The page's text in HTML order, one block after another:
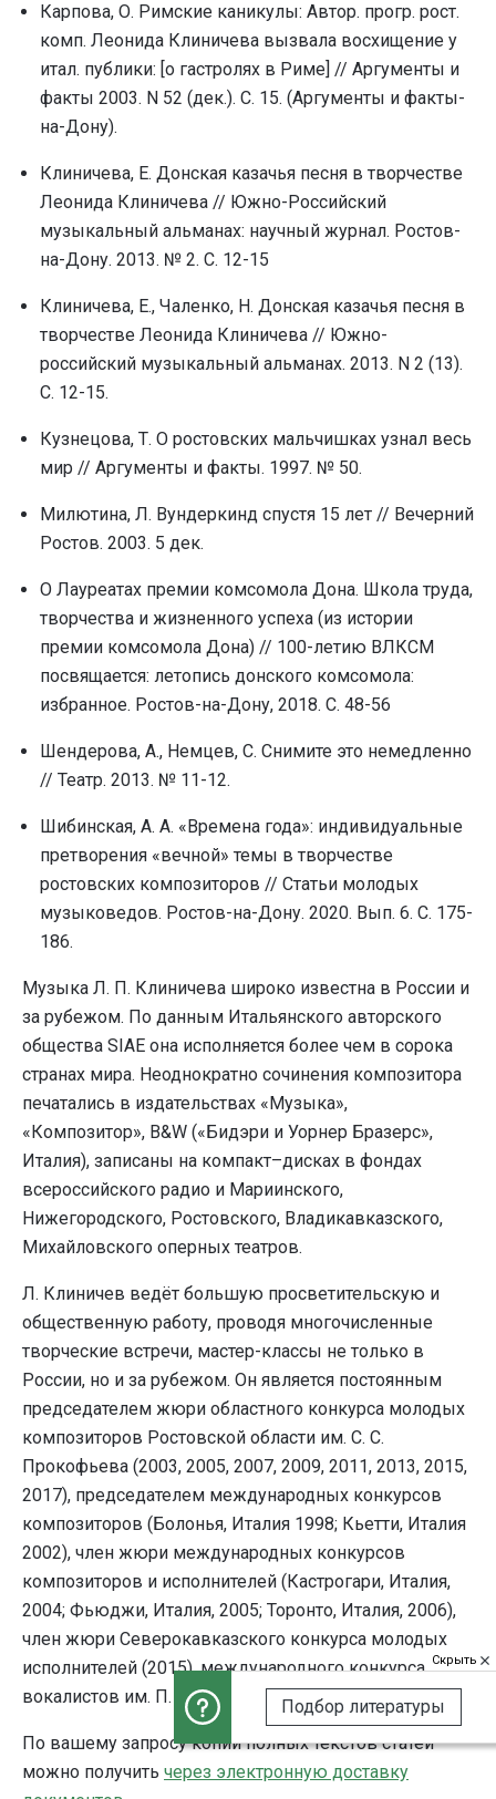
Карпова, О. Римские каникулы: Автор. прогр. рост.
комп. Леонида Клиничева вызвала восхищение у
итал. публики: [о гастролях в Риме] // Аргументы и
факты 2003. N 52 (дек.). С. 15. (Аргументы и факты-
на-Дону).
Клиничева, Е. Донская казачья песня в творчестве
Леонида Клиничева // Южно-Российский
музыкальный альманах: научный журнал. Ростов-
на-Дону. 2013. № 2. С. 12-15
Клиничева, Е., Чаленко, Н. Донская казачья песня в
творчестве Леонида Клиничева // Южно-
российский музыкальный альманах. 2013. N 2 (13).
С. 12-15.
Кузнецова, Т. О ростовских мальчишках узнал весь
мир // Аргументы и факты. 1997. № 50.
Милютина, Л. Вундеркинд спустя 15 лет // Вечерний
Ростов. 2003. 5 дек.
О Лауреатах премии комсомола Дона. Школа труда,
творчества и жизненного успеха (из истории
премии комсомола Дона) // 100-летию ВЛКСМ
посвящается: летопись донского комсомола:
избранное. Ростов-на-Дону, 2018. С. 48-56
Шендерова, А., Немцев, С. Снимите это немедленно
// Театр. 2013. № 11-12.
Шибинская, А. А. «Времена года»: индивидуальные
претворения «вечной» темы в творчестве
ростовских композиторов // Статьи молодых
музыковедов. Ростов-на-Дону. 2020. Вып. 6. С. 175-
186.
Музыка Л. П. Клиничева широко известна в России и
за рубежом. По данным Итальянского авторского
общества SIAE она исполняется более чем в сорока
странах мира. Неоднократно сочинения композитора
печатались в издательствах «Музыка»,
«Композитор», B&W («Бидэри и Уорнер Бразерс»,
Италия), записаны на компакт–дисках в фондах
всероссийского радио и Мариинского,
Нижегородского, Ростовского, Владикавказского,
Михайловского оперных театров.
Л. Клиничев ведёт большую просветительскую и
общественную работу, проводя многочисленные
творческие встречи, мастер-классы не только в
России, но и за рубежом. Он является постоянным
председателем жюри областного конкурса молодых
композиторов Ростовской области им. С. С.
Прокофьева (2003, 2005, 2007, 2009, 2011, 2013, 2015,
2017), председателем международных конкурсов
композиторов (Болонья, Италия 1998; Кьетти, Италия
2002), член жюри международных конкурсов
композиторов и исполнителей (Кастрогари, Италия,
2004; Фьюджи, Италия, 2005; Торонто, Италия, 2006),
член жюри Северокавказского конкурса молодых
исполнителей (2015), международного конкурса
вокалистов им. П. Лисициана (Владикавказ, 2017).
По вашему запросу копии полных текстов статей
можно получить через электронную доставку
Скрыть
Подбор литературы